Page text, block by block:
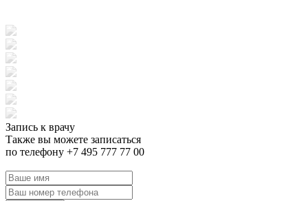
Запись к врачу
Также вы можете записаться
по телефону +7 495 777 77 00